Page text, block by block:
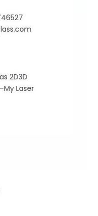
2D3D
Laser